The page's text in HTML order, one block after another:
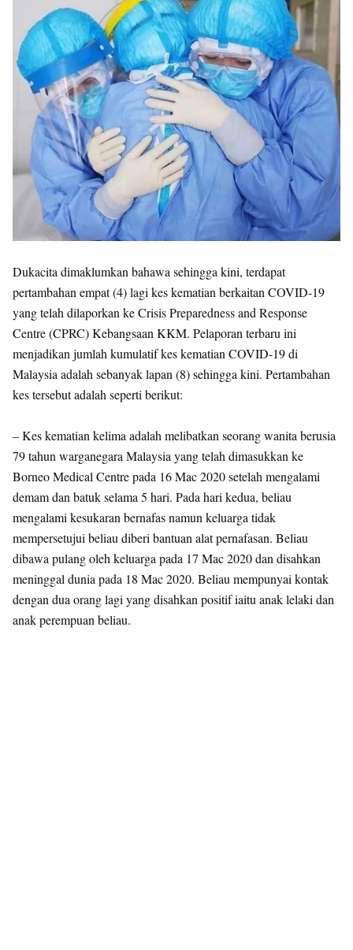
Dukacita dimaklumkan bahawa sehingga kini, terdapat
pertambahan empat (4) lagi kes kematian berkaitan COVID-19
yang telah dilaporkan ke Crisis Preparedness and Response
Centre (CPRC) Kebangsaan KKM. Pelaporan terbaru ini
menjadikan jumlah kumulatif kes kematian COVID-19 di
Malaysia adalah sebanyak lapan (8) sehingga kini. Pertambahan
kes tersebut adalah seperti berikut:
– Kes kematian kelima adalah melibatkan seorang wanita berusia
79 tahun warganegara Malaysia yang telah dimasukkan ke
Borneo Medical Centre pada 16 Mac 2020 setelah mengalami
demam dan batuk selama 5 hari. Pada hari kedua, beliau
mengalami kesukaran bernafas namun keluarga tidak
mempersetujui beliau diberi bantuan alat pernafasan. Beliau
dibawa pulang oleh keluarga pada 17 Mac 2020 dan disahkan
meninggal dunia pada 18 Mac 2020. Beliau mempunyai kontak
dengan dua orang lagi yang disahkan positif iaitu anak lelaki dan
anak perempuan beliau.